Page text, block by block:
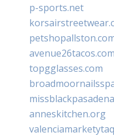
p-sports.net
avenue26tacos.com
topgglasses.com
anneskitchen.org